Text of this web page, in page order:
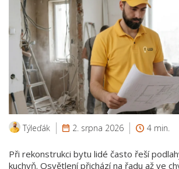
Týleďák 2. srpna 2026 4 min.
Při rekonstrukci bytu lidé často řeší
kuchyň. Osvětlení přichází na řadu až ve